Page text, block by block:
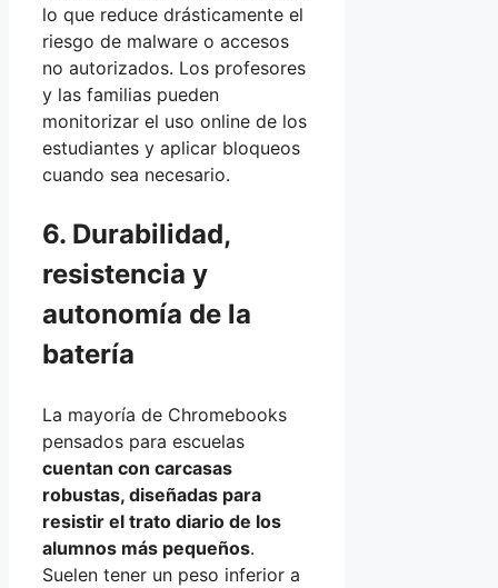
lo que reduce drásticamente el
riesgo de malware o accesos
no autorizados. Los profesores
y las familias pueden
monitorizar el uso online de los
estudiantes y aplicar bloqueos
cuando sea necesario.
6. Durabilidad,
resistencia y
autonomía de la
batería
La mayoría de Chromebooks
pensados para escuelas
cuentan con carcasas
robustas, diseñadas para
resistir el trato diario de los
alumnos más pequeños.
Suelen tener un peso inferior a